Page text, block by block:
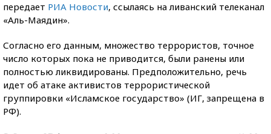
передает РИА Новости, ссылаясь на ливанский телеканал
«Аль-Маядин».
Согласно его данным, множество террористов, точное
число которых пока не приводится, были ранены или
полностью ликвидированы. Предположительно, речь
идет об атаке активистов террористической
группировки «Исламское государство» (ИГ, запрещена в
РФ).